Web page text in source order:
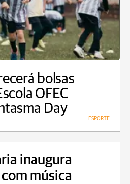
bolsas
OFEC
Day
ESPORTE
inaugura
música